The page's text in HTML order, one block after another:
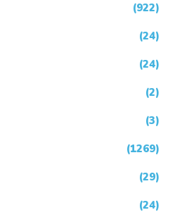
(922)
(24)
(24)
(2)
(3)
(1269)
(29)
(24)